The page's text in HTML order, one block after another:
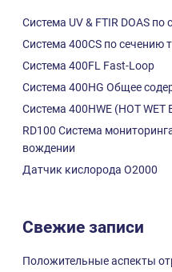
Система UV & FTIR DOAS
Система 400CS по сечению
Система 400FL Fast-Loop
Система 400HG Общее
Система 400HWE (HOT WET
RD100 Система
вождении
Датчик кислорода О2000
Свежие записи
Положительные аспекты